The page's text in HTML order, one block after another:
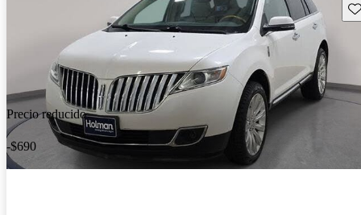
Precio reducido
-$690